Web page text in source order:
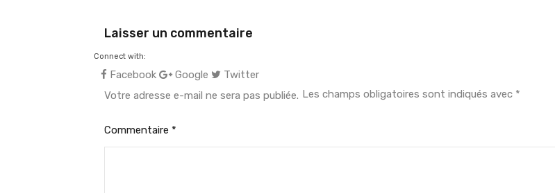
Laisser un commentaire
Connect with:
Facebook Google
Twitter
Votre adresse e-mail ne sera pas publiée. Les champs obligatoires sont indiqués avec *
Commentaire *